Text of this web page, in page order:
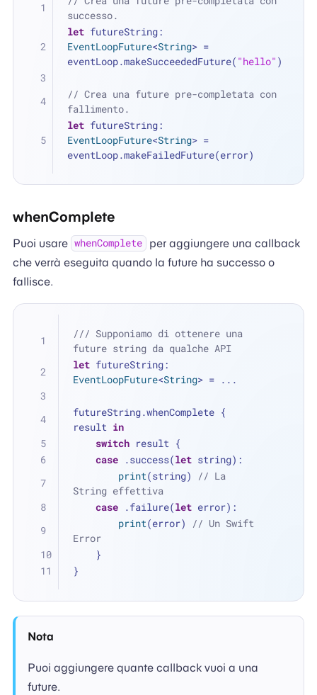
successo.
let
EventLoopFuture<String> =
eventLoop.makeSucceededFuture( "hello" )
// Crea una future pre-completata con
fallimento.
let
EventLoopFuture<String> =
eventLoop.makeFailedFuture(error)
whenComplete
Puoi usare whenComplete
per aggiungere una callback
che verrà eseguita quando la future ha successo o
fallisce.
/// Supponiamo di ottenere una
future string da qualche API
let
EventLoopFuture<String> = ...
futureString.whenComplete {
result in
switch result {
case .success(let string):
print(string) // La
String effettiva
case .failure(let error):
print(error) // Un Swift
Error
    }
}
Nota
Puoi aggiungere quante callback vuoi a una
future.